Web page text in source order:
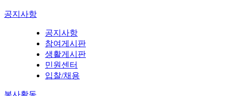
공지사항
공지사항
참여게시판
생활게시판
민원센터
입찰/채용
봉사활동